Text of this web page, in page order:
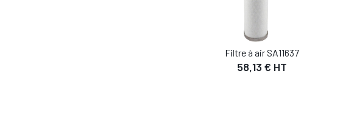
Filtre à air SA11637
58,13 € HT